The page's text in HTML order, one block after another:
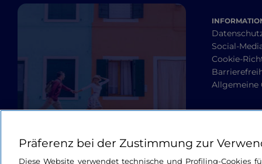
Social-
Cookie-
Allgemeine
Präferenz bei der Zustimmung zur
Diese Website verwendet technische und Profiling-Cookies